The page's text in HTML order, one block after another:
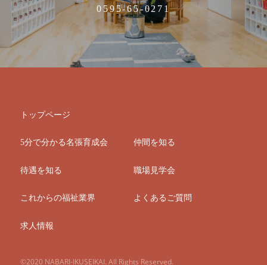
0595-65-0271
トップページ
5分で分かる名張育成会 仲間を知る
待遇を知る 職場見学会
これからの福祉業界 よくあるご質問
求人情報
©2020 NABARI-IKUSEIKAI. All Rights Reserved.